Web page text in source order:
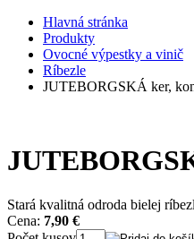
Hlavná stránka
Produkty
Ovocné výpestky a vinič
Ríbezle
JUTEBORGSKÁ ker,
Stará kvalitná odroda bielej
Cena: 7,90 €